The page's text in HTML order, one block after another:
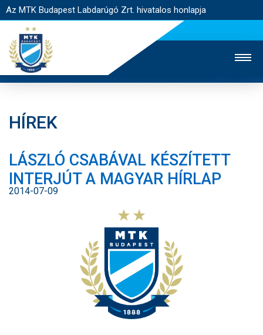
Az MTK Budapest Labdarúgó Zrt. hivatalos honlapja
JEGYÉRTÉKESÍTÉS
WEBSHOP
STADION
EGYESÜLET
KAPCSOLAT
NYITÓLAP
HÍREK
CSAPATOK
MÉRKŐZÉSEK
KLUB
HÍREK
LÁSZLÓ CSABÁVAL KÉSZÍTETT
INTERJÚT A MAGYAR HÍRLAP
2014-07-09